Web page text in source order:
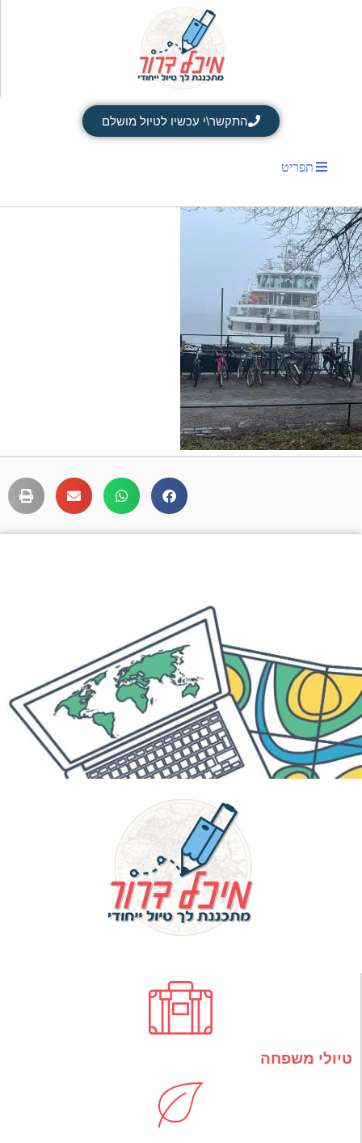
התקשר\י עכשיו לטיול מושלם
תפריט
טיולי משפחה